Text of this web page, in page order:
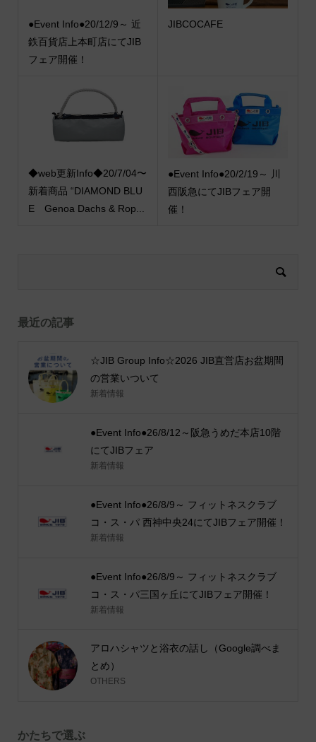
●Event Info●20/12/9～ 近
鉄百貨店上本町店にてJIB
フェア開催！
JIBCOCAFE
◆web更新Info◆20/7/04〜
新着商品 “DIAMOND BLU
E Genoa Dachs & Rop...
●Event Info●20/2/19～ 川
西阪急にてJIBフェア開
催！
最近の記事
☆JIB Group Info☆2026 JIB直営店お盆期間
の営業いついて
新着情報
●Event Info●26/8/12～阪急うめだ本店10階
にてJIBフェア
新着情報
●Event Info●26/8/9～ フィットネスクラブ
コ・ス・パ 西神中央24にてJIBフェア開催！
新着情報
●Event Info●26/8/9～ フィットネスクラブ
コ・ス・パ三国ヶ丘にてJIBフェア開催！
新着情報
アロハシャツと浴衣の話し（Google調べま
とめ）
OTHERS
かたちで選ぶ